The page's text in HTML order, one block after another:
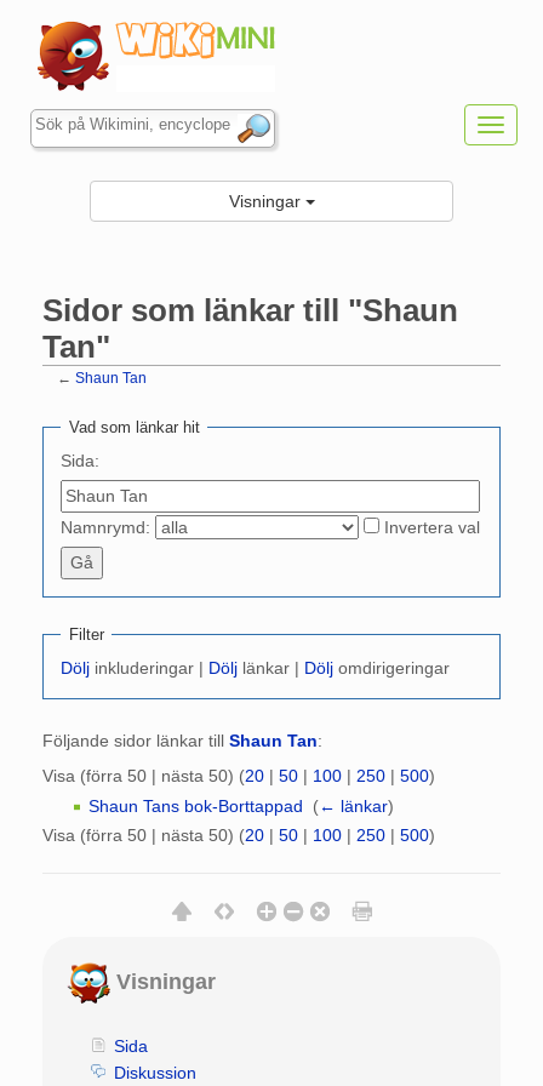
Visningar
Sidor som länkar till "Shaun
Tan"
← Shaun Tan
Vad som länkar hit
Sida:
Namnrymd: Invertera val
Filter
Dölj inkluderingar | Dölj länkar | Dölj omdirigeringar
Följande sidor länkar till Shaun Tan:
Visa (förra 50 | nästa 50) (20 | 50 | 100 | 250 | 500)
Shaun Tans bok-Borttappad
(← länkar)
Visa (förra 50 | nästa 50) (20 | 50 | 100 | 250 | 500)
Visningar
Sida
Diskussion